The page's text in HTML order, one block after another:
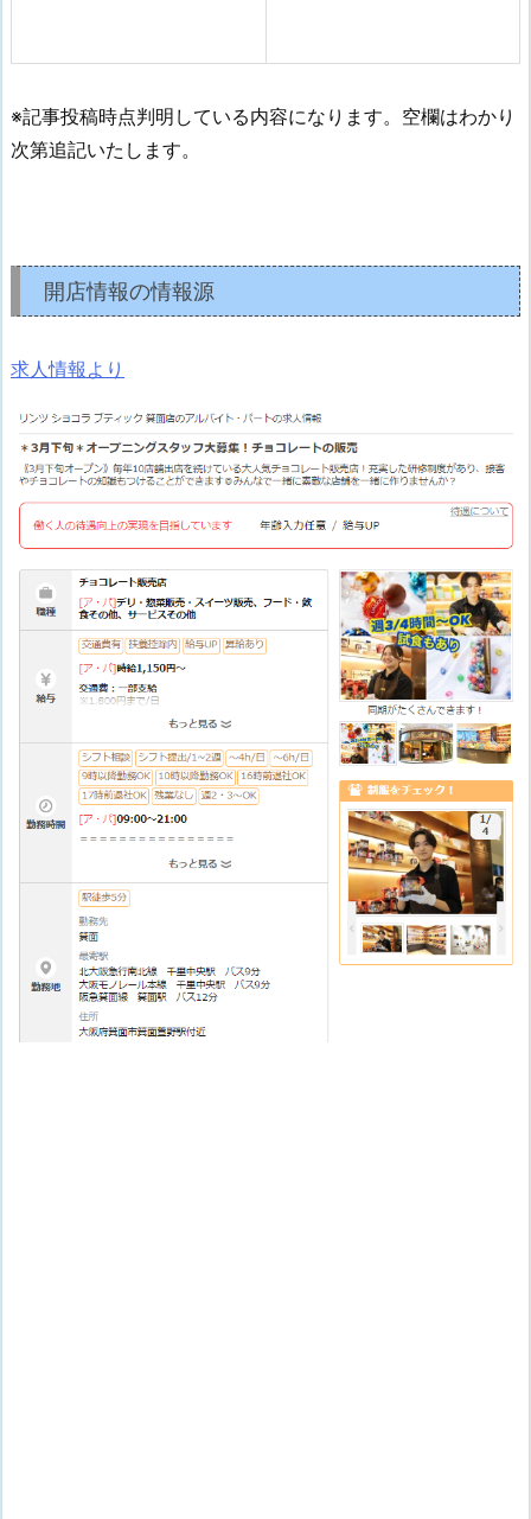
※記事投稿時点判明している内容になります。空欄はわかり
次第追記いたします。
開店情報の情報源
求人情報より